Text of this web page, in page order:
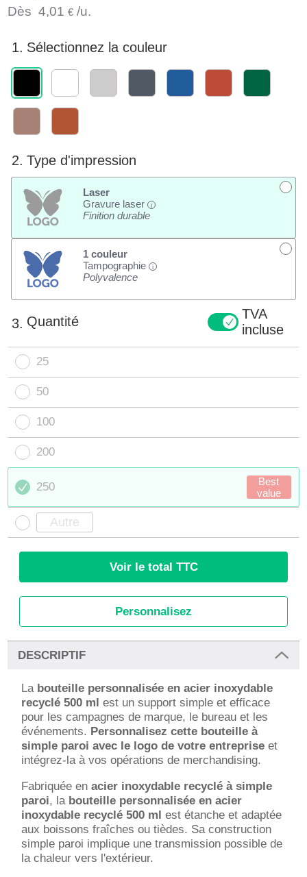
Dès4,01 € /u.
1. Sélectionnez la couleur
2. Type d'impression
Laser
Gravure laser
i
Finition durable
1 couleur
Tampographie
i
Polyvalence
3. Quantité
TVA
incluse
25
50
100
200
250
Best
value
Voir le total TTC
Personnalisez
DESCRIPTIF
La bouteille personnalisée en acier inoxydable
recyclé 500 ml est un support simple et efficace
pour les campagnes de marque, le bureau et les
événements. Personnalisez cette bouteille à
simple paroi avec le logo de votre entreprise et
intégrez-la à vos opérations de merchandising.
Fabriquée enacier inoxydable recyclé à simple
paroi, la bouteille personnalisée en acier
inoxydable recyclé 500 ml est étanche et adaptée
aux boissons fraîches ou tièdes. Sa construction
simple paroi implique une transmission possible de
la chaleur vers l'extérieur.